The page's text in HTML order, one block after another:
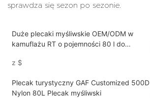
sprawdza się sezon po sezonie.
Duże plecaki myśliwskie OEM/ODM w
kamuflażu RT o pojemności 80 l do
powietrzu
z $
Plecak turystyczny GAF Customized 500D
Nylon 80L Plecak myśliwski